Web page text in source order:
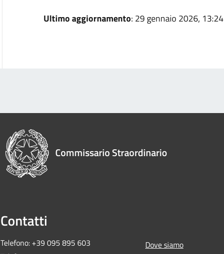
Ultimo aggiornamento: 29 gennaio 2026, 13:24
Commissario Straordinario
Contatti
Telefono: +39 095 895 603
Dove siamo